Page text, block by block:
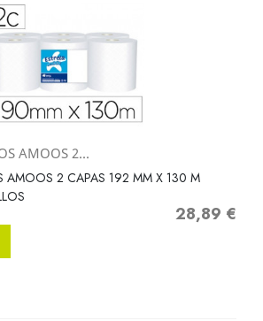
AMOOS 2...
AMOOS 2 CAPAS 192 MM X 130 M
Precio
28,89 €